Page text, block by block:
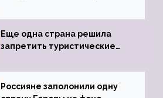
пистолета
Еще одна страна решила
запретить туристические
Россияне заполонили одну